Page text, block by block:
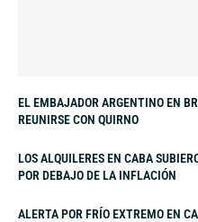
EL EMBAJADOR ARGENTINO EN
REUNIRSE CON QUIRNO
LOS ALQUILERES EN CABA
POR DEBAJO DE LA INFLACIÓN
ALERTA POR FRÍO EXTREMO EN